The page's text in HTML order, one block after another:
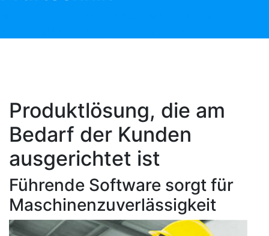
Produktlösung, die am
Bedarf der Kunden
ausgerichtet ist
Führende Software sorgt für
Maschinenzuverlässigkeit